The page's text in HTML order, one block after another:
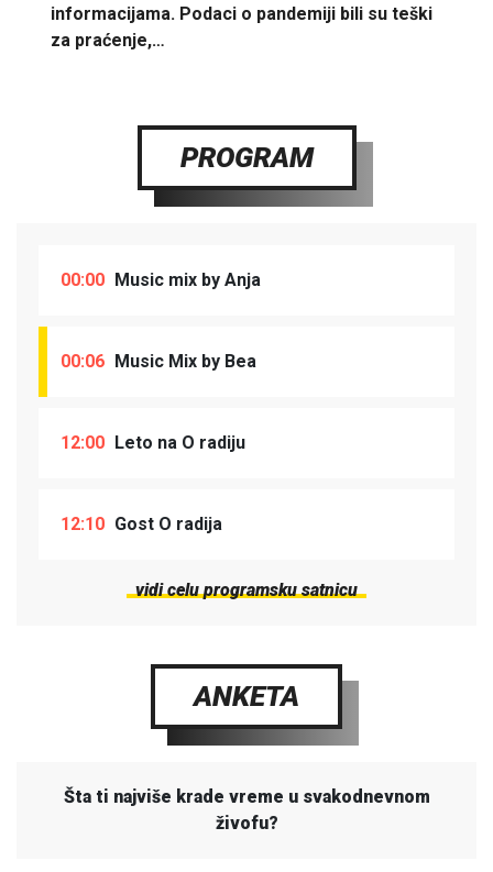
informacijama. Podaci o pandemiji bili su teški
za praćenje,…
PROGRAM
00:00 Music mix by Anja
00:06 Music Mix by Bea
12:00 Leto na O radiju
12:10 Gost O radija
vidi celu programsku satnicu
ANKETA
Šta ti najviše krade vreme u svakodnevnom
živofu?